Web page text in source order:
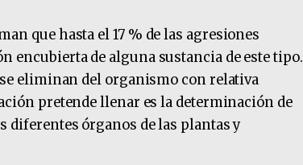
que hasta el 17 % de las agresiones
de alguna sustancia de este tipo.
eliminan del organismo con relativa
pretende llenar es la determinación de
diferentes órganos de las plantas y